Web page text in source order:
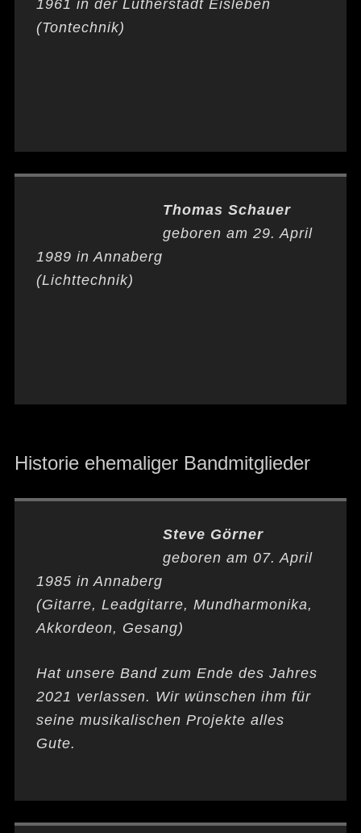
1961 in der Lutherstadt Eisleben
(Tontechnik)
Thomas Schauer
geboren am 29. April
1989 in Annaberg
(Lichttechnik)
Historie ehemaliger Bandmitglieder
Steve Görner
geboren am 07. April
1985 in Annaberg
(Gitarre, Leadgitarre, Mundharmonika,
Akkordeon, Gesang)
Hat unsere Band zum Ende des Jahres
2021 verlassen. Wir wünschen ihm für
seine musikalischen Projekte alles
Gute.